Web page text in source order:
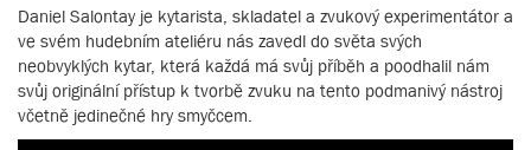
Daniel Salontay je kytarista, skladatel a zvukový experimentátor a
ve svém hudebním ateliéru nás zavedl do světa svých
neobvyklých kytar, která každá má svůj příběh a poodhalil nám
svůj originální přístup k tvorbě zvuku na tento podmanivý nástroj
včetně jedinečné hry smyčcem.